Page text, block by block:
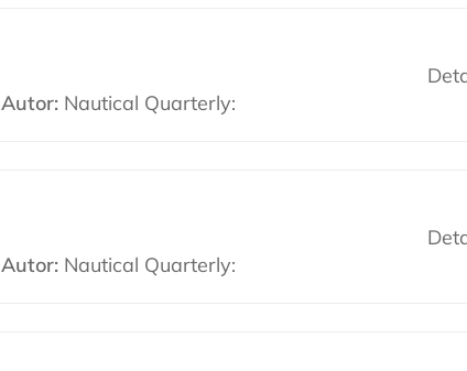
Autor:Nautical Quarterly:
Autor:Nautical Quarterly: